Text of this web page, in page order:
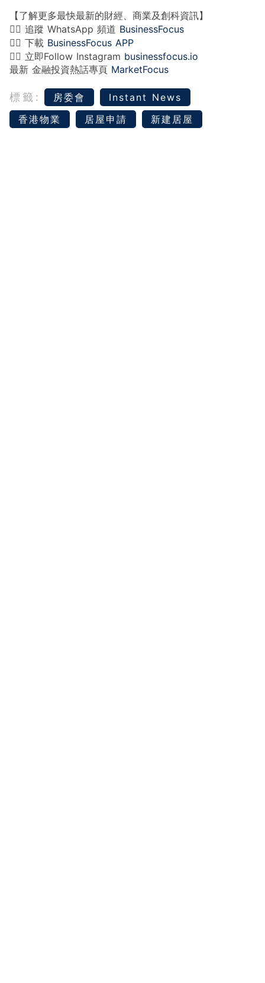
【了解更多最快最新的財經、商業及創科資訊】
👉🏻 追蹤 WhatsApp 頻道 BusinessFocus
👉🏻 下載 BusinessFocus APP
👉🏻 立即Follow Instagram businessfocus.io
最新 金融投資熱話專頁 MarketFocus
標籤: 房委會
Instant News
香港物業
居屋申請 新建居屋